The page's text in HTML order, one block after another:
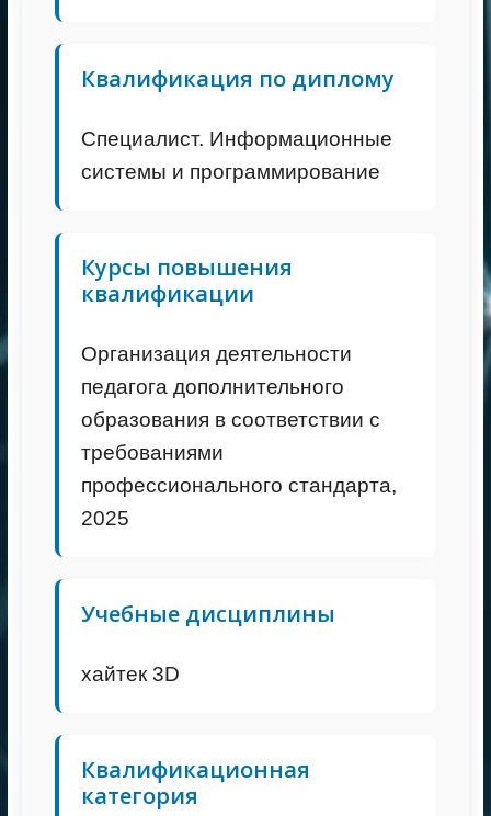
Квалификация по диплому
Специалист. Информационные
системы и программирование
Курсы повышения
квалификации
Организация деятельности
педагога дополнительного
образования в соответствии с
требованиями
профессионального стандарта,
2025
Учебные дисциплины
хайтек 3D
Квалификационная
категория